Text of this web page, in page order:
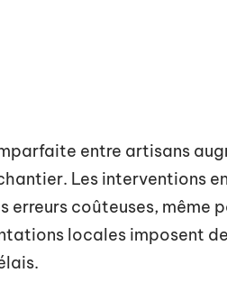
entre artisans
Les interventions
erreurs coûteuses, même
locales imposent